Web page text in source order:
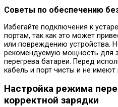
Советы по обеспечению
Избегайте подключения к
портам, так как это может
или повреждению устройства.
рекомендуемую мощность для
перегрева батареи. Перед
кабель и порт чисты и не
Настройка режима
корректной зарядки